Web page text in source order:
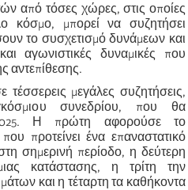
από τόσες χώρες, στις οποίες
κόσμο, μπορεί να συζητήσει
το συσχετισμό δυνάμεων και
αγωνιστικές δυναμικές που
αντεπίθεσης.
μεγάλες συζητήσεις,
συνεδρίου, που θα
Η πρώτη αφορούσε το
προτείνει ένα επαναστατικό
σημερινή περίοδο, η δεύτερη
κατάστασης, η τρίτη την
και η τέταρτη τα καθήκοντα